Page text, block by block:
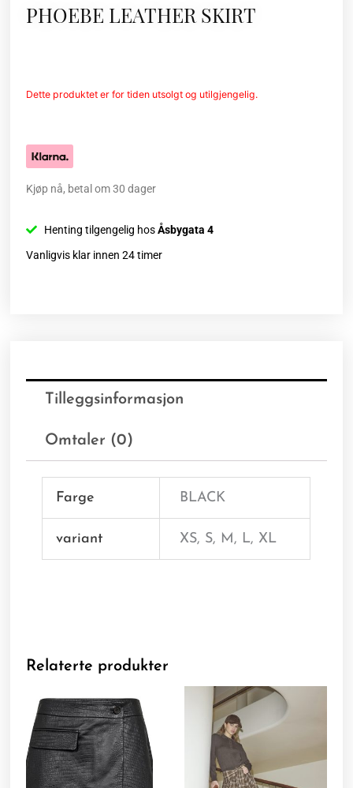
PHOEBE LEATHER SKIRT
Dette produktet er for tiden utsolgt og utilgjengelig.
Kjøp nå, betal om 30 dager
Henting tilgengelig hosÅsbygata 4
Vanligvis klar innen 24 timer
Tilleggsinformasjon
Omtaler (0)
Farge BLACK
variant XS, S, M, L, XL
Relaterte produkter